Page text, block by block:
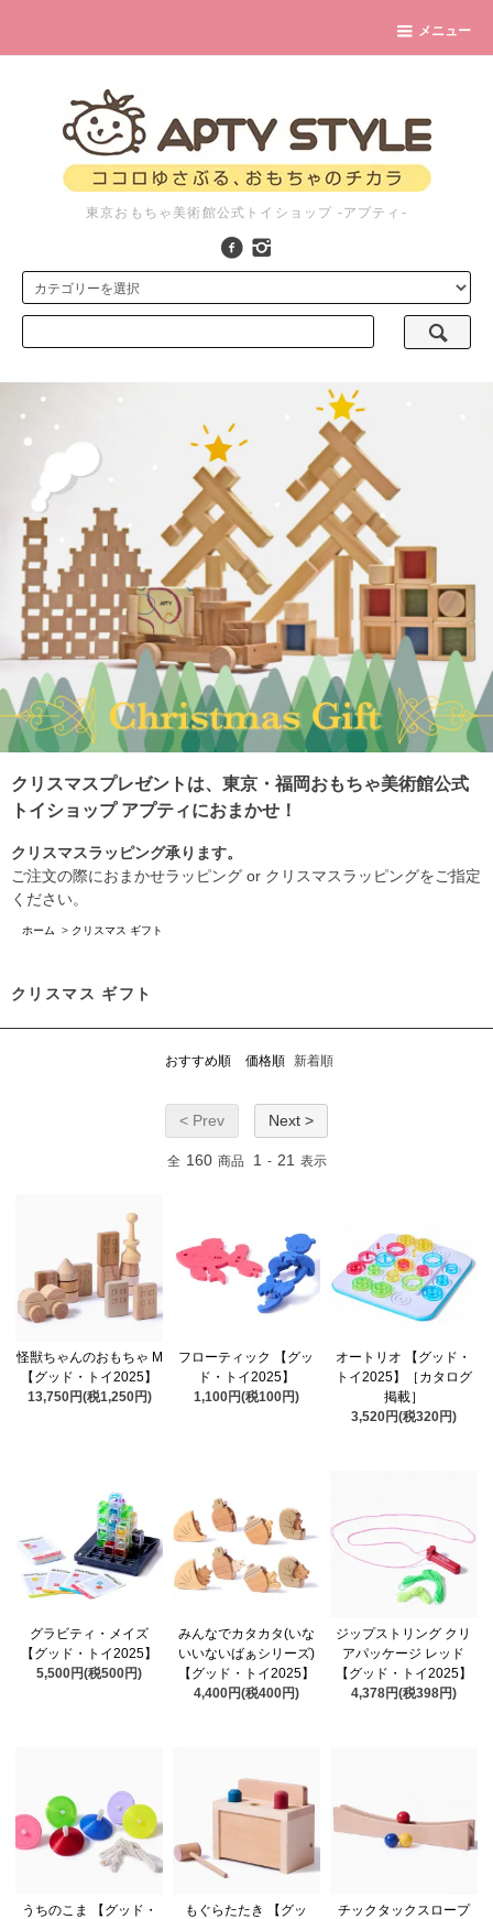
メニュー
東京おもちゃ美術館公式トイショップ -アプティ-
クリスマスプレゼントは、東京・福岡おもちゃ美術館公式
トイショップ アプティにおまかせ！
クリスマスラッピング承ります。
ご注文の際におまかせラッピング or クリスマスラッピングをご指定
ください。
ホーム > クリスマス ギフト
クリスマス ギフト
おすすめ順 価格順 新着順
< Prev Next >
全 160 商品 1 - 21 表示
怪獣ちゃんのおもちゃ M
【グッド・トイ2025】
13,750円(税1,250円)
フローティック 【グッ
ド・トイ2025】
1,100円(税100円)
オートリオ 【グッド・
トイ2025】［カタログ
掲載］
3,520円(税320円)
グラビティ・メイズ
【グッド・トイ2025】
5,500円(税500円)
みんなでカタカタ(いな
いいないばぁシリーズ)
【グッド・トイ2025】
4,400円(税400円)
ジップストリング クリ
アパッケージ レッド
【グッド・トイ2025】
4,378円(税398円)
うちのこま 【グッド・
もぐらたたき 【グッ
チックタックスロープ